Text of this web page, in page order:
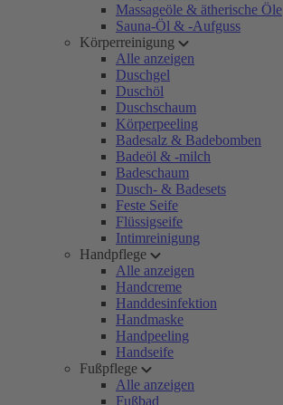
Massageöle & ätherische Öle
Sauna-Öl & -Aufguss
Körperreinigung
Alle anzeigen
Duschgel
Duschöl
Duschschaum
Körperpeeling
Badesalz & Badebomben
Badeöl & -milch
Badeschaum
Dusch- & Badesets
Feste Seife
Flüssigseife
Intimreinigung
Handpflege
Alle anzeigen
Handcreme
Handdesinfektion
Handmaske
Handpeeling
Handseife
Fußpflege
Alle anzeigen
Fußbad